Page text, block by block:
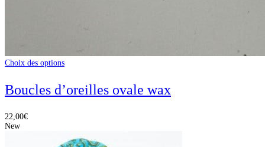
Choix des options
Boucles d’oreilles ovale wax
22,00€
New